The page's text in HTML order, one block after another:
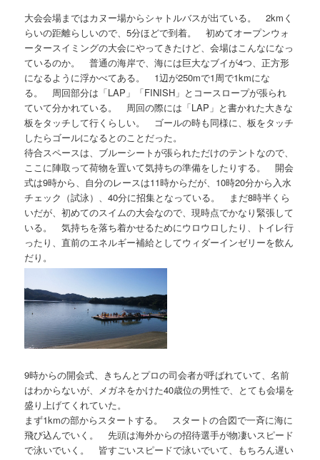
大会会場まではカヌー場からシャトルバスが出ている。 2kmく
らいの距離らしいので、5分ほどで到着。 初めてオープンウォ
ータースイミングの大会にやってきたけど、会場はこんなになっ
ているのか。 普通の海岸で、海には巨大なブイが4つ、正方形
になるように浮かべてある。 1辺が250mで1周で1kmにな
る。 周回部分は「LAP」「FINISH」とコースロープが張られ
ていて分かれている。 周回の際には「LAP」と書かれた大きな
板をタッチして行くらしい。 ゴールの時も同様に、板をタッチ
したらゴールになるとのことだった。
待合スペースは、ブルーシートが張られただけのテントなので、
ここに陣取って荷物を置いて気持ちの準備をしたりする。 開会
式は9時から、自分のレースは11時からだが、10時20分から入水
チェック（試泳）、40分に招集となっている。 まだ8時半くら
いだが、初めてのスイムの大会なので、現時点でかなり緊張して
いる。 気持ちを落ち着かせるためにウロウロしたり、トイレ行
ったり、直前のエネルギー補給としてウィダーインゼリーを飲ん
だり。
9時からの開会式、きちんとプロの司会者が呼ばれていて、名前
はわからないが、メガネをかけた40歳位の男性で、とても会場を
盛り上げてくれていた。
まず1kmの部からスタートする。 スタートの合図で一斉に海に
飛び込んでいく。 先頭は海外からの招待選手が物凄いスピード
で泳いでいく。 皆すごいスピードで泳いでいて、もちろん遅い